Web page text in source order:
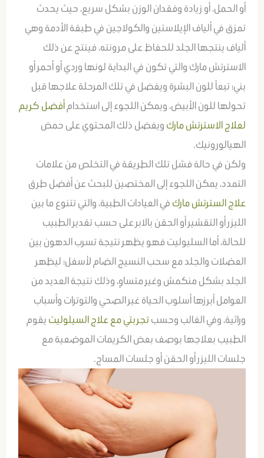
أو الحمل، أو زيادة وفقدان الوزن بشكل سريع، حيث يحدث
تمزق في ألياف الإيلاستين والكولاجين في طبقة الأدمة وهي
ألياف ينتجها الجلد للحفاظ على مرونته، فينتج عن ذلك
الاسترتش مارك والتي تكون في البداية لونها وردي أو أحمر أو
بني؛ تبعاً للون البشرة ويفضل في تلك المرحلة علاجها قبل
تحولها للون الأبيض، ويمكن اللجوء إلى استخدامأفضل كريم
لعلاج الاسترتش مارك ويفضل ذلك المحتوي على حمض
الهيالورونيك.
ولكن في حالة فشل تلك الطريقة في التخلص من علامات
التمدد، يمكن اللجوء إلى المختصين للبحث عن أفضل طرق
علاج السترتش مارك في العيادات الطبية، والتي تتنوع ما بين
الليزر أو التقشير أو الحقن بالابر على حسب تقدير الطبيب
للحالة، أما السليوليت فهو يظهر نتيجة تسرب الدهون بين
العضلات والجلد مع سحب النسيج الضام لأسفل؛ ليظهر
الجلد بشكل منكمش وغير متساوِِ، وذلك نتيجة العديد من
العوامل أبرزها أسلوب الحياة غير الصحي والتوترات وأسباب
وراثية، وفي الغالب وحسبتجربتي مع علاج السيلوليت يقوم
الطبيب بعلاجها بوصف بعض الكريمات الموضعية مع
جلسات الليزر أو الحقن أو جلسات المساج.